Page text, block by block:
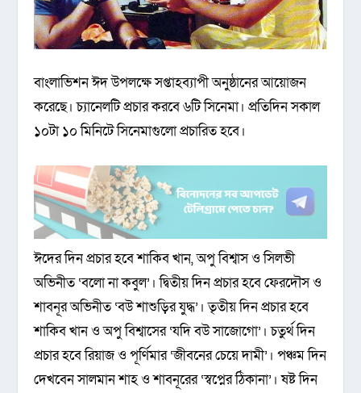
বাংলাভিশন ঈদ উপলক্ষে সপ্তাহব্যাপী অনুষ্ঠানের আয়োজন
করেছে। চ্যানেলটি প্রচার করবে ৬টি সিনেমা। প্রতিদিন সকাল
১০টা ১০ মিনিটে সিনেমাগুলো প্রচারিত হবে।
ঈদের দিন প্রচার হবে শাকিব খান, অপু বিশ্বাস ও সিলভী
অভিনীত ‘বলো না কবুল’। দ্বিতীয় দিন প্রচার হবে ফেরদৌস ও
শাবনূর অভিনীত ‘বউ শাশুড়ির যুদ্ধ’। তৃতীয় দিন প্রচার হবে
শাকিব খান ও অপু বিশ্বাসের ‘যদি বউ সাজোগো’। চতুর্থ দিন
প্রচার হবে রিয়াজ ও পূর্ণিমার ‘জীবনের চেয়ে দামী’। পঞ্চম দিন
দেখবেন সালমান শাহ ও শাবনূরের ‘স্বপ্নের ঠিকানা’। ষষ্ট দিন